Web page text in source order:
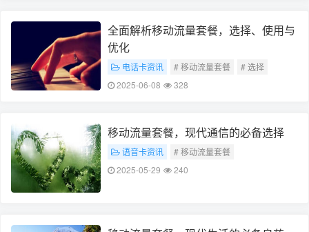
全面解析移动流量套餐，选择、使用与
优化
电话卡资讯 # 移动流量套餐
# 选择
# 使用与优化
2025-06-08 328
移动流量套餐，现代通信的必备选择
语音卡资讯
# 移动流量套餐
# 现代通信必备
2025-05-29 240